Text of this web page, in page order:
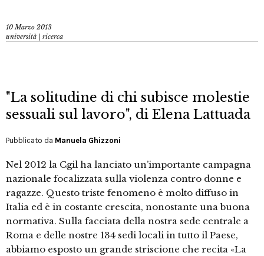
10 Marzo 2013
università | ricerca
"La solitudine di chi subisce molestie
sessuali sul lavoro", di Elena Lattuada
Pubblicato da Manuela Ghizzoni
Nel 2012 la Cgil ha lanciato un’importante campagna
nazionale focalizzata sulla violenza contro donne e
ragazze. Questo triste fenomeno è molto diffuso in
Italia ed è in costante crescita, nonostante una buona
normativa. Sulla facciata della nostra sede centrale a
Roma e delle nostre 134 sedi locali in tutto il Paese,
abbiamo esposto un grande striscione che recita «La